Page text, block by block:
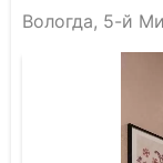
Вологда, 5-й